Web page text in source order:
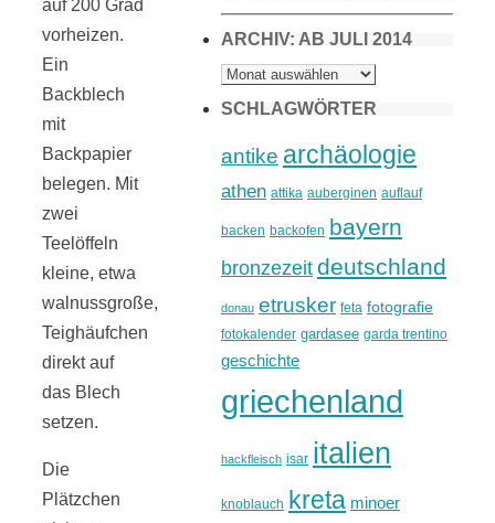
auf 200 Grad
vorheizen.
Ein
Backblech
mit
Backpapier
belegen. Mit
zwei
Teelöffeln
kleine, etwa
walnussgroße,
Teighäufchen
direkt auf
das Blech
setzen.
Die
Plätzchen
ARCHIV: AB JULI 2014
ARCHIV:
AB
2014
SCHLAGWÖRTER
antike archäologie
athen attika auberginen auflauf
backen backofen bayern
bronzezeit deutschland
donau etrusker feta fotografie
fotokalender gardasee garda trentino
geschichte
griechenland
hackfleisch isar italien
knoblauch kreta minoer